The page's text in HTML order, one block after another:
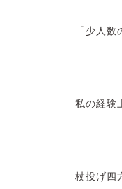
「少人数
私の経験
杖投げ四